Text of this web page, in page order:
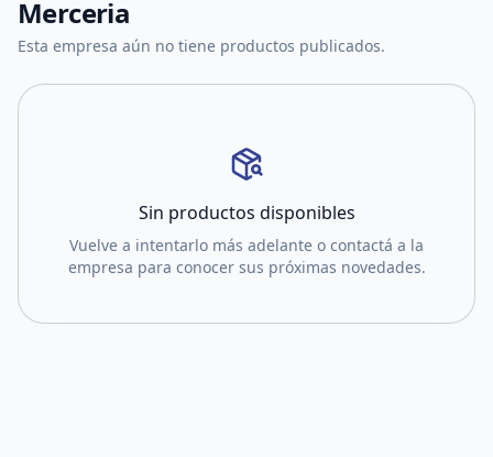
Merceria
Esta empresa aún no tiene productos publicados.
Sin productos disponibles
Vuelve a intentarlo más adelante o contactá a la
empresa para conocer sus próximas novedades.